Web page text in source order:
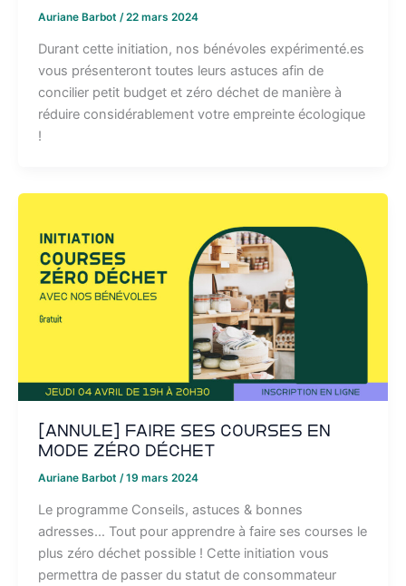
Auriane Barbot /22 mars 2024
Durant cette initiation, nos bénévoles expérimenté.es
vous présenteront toutes leurs astuces afin de
concilier petit budget et zéro déchet de manière à
réduire considérablement votre empreinte écologique
!
[ANNULE] Faire ses courses en
mode zéro déchet
Auriane Barbot /19 mars 2024
Le programme Conseils, astuces & bonnes
adresses… Tout pour apprendre à faire ses courses le
plus zéro déchet possible ! Cette initiation vous
permettra de passer du statut de consommateur